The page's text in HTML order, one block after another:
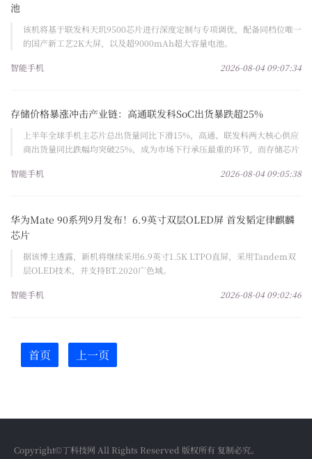
池
该机将基于联发科天玑9500芯片进行深度定制与专项调优，配备同档位唯一
的国产新工艺2K大屏，以及超9000mAh超大容量电池。
智能手机 2026-08-04 09:07:34
存储价格暴涨冲击产业链：高通联发科SoC出货暴跌超25%
上半年全球手机主芯片总出货量同比下滑15%，高通、联发科两大核心供应
商出货量同比跌幅均突破25%，成为市场下行承压最重的环节，而存储芯片
智能手机
2026-08-04 09:05:38
华为Mate 90系列9月发布！6.9英寸双层OLED屏 首发韬定律麒麟
芯片
据该博主透露，新机将继续采用6.9英寸1.5K LTPO直屏，采用Tandem双
层OLED技术，并支持BT.2020广色域。
智能手机 2026-08-04 09:02:46
首页 上一页
Copyright©丁科技网 All Rights Reserved 版权所有 复制必究。